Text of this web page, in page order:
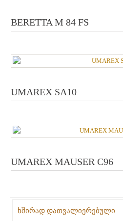
BERETTA M 84 FS
UMAREX SA10
UMAREX MAUSER C96
ხშირად დათვალიერებული